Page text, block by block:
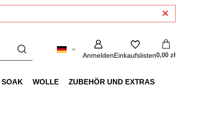
AnmeldenEinkaufslisten0,00 zł
SOAK WOLLE
ZUBEHÖR UND EXTRAS